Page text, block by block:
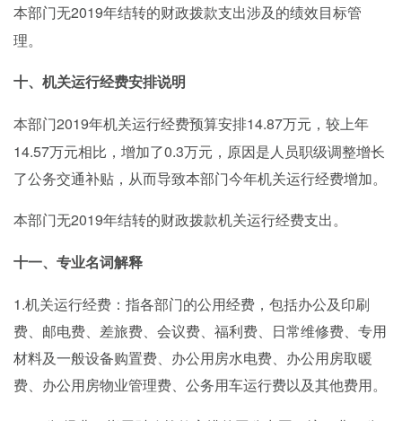
本部门无2019年结转的财政拨款支出涉及的绩效目标管
理。
十、机关运行经费安排说明
本部门2019年机关运行经费预算安排14.87万元，较上年
14.57万元相比，增加了0.3万元，原因是人员职级调整增长
了公务交通补贴，从而导致本部门今年机关运行经费增加。
本部门无2019年结转的财政拨款机关运行经费支出。
十一、专业名词解释
1.机关运行经费：指各部门的公用经费，包括办公及印刷
费、邮电费、差旅费、会议费、福利费、日常维修费、专用
材料及一般设备购置费、办公用房水电费、办公用房取暖
费、办公用房物业管理费、公务用车运行费以及其他费用。